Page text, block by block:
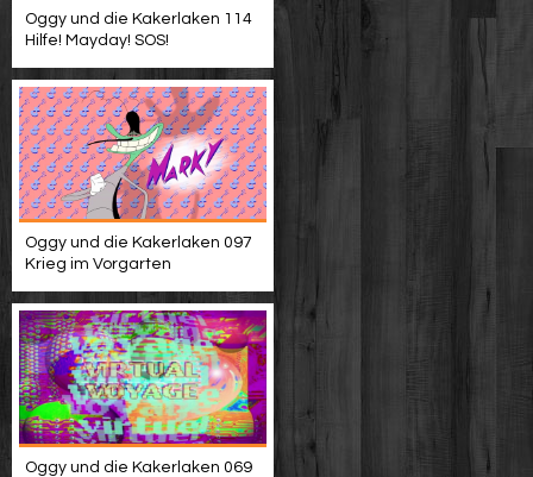
Oggy und die Kakerlaken 114
Hilfe! Mayday! SOS!
Oggy und die Kakerlaken 097
Krieg im Vorgarten
Oggy und die Kakerlaken 069